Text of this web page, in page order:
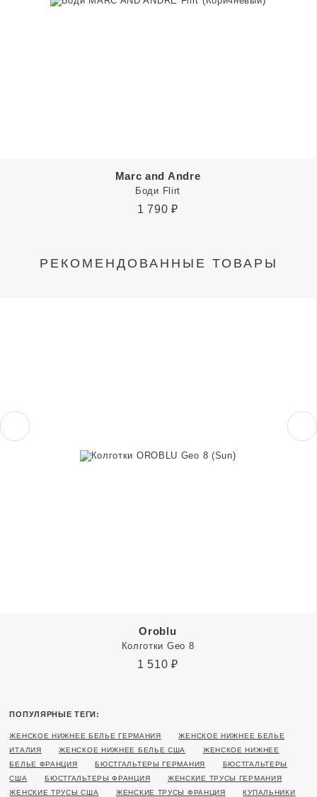
Marc and Andre
Боди Flirt
1 790 ₽
РЕКОМЕНДОВАННЫЕ ТОВАРЫ
Oroblu
Колготки Geo 8
1 510 ₽
ПОПУЛЯРНЫЕ ТЕГИ:
ЖЕНСКОЕ НИЖНЕЕ БЕЛЬЕ ГЕРМАНИЯ
ЖЕНСКОЕ НИЖНЕЕ БЕЛЬЕ
ИТАЛИЯ
ЖЕНСКОЕ НИЖНЕЕ БЕЛЬЕ США
ЖЕНСКОЕ НИЖНЕЕ
БЕЛЬЕ ФРАНЦИЯ
БЮСТГАЛЬТЕРЫ ГЕРМАНИЯ
БЮСТГАЛЬТЕРЫ
США
БЮСТГАЛЬТЕРЫ ФРАНЦИЯ
ЖЕНСКИЕ ТРУСЫ ГЕРМАНИЯ
ЖЕНСКИЕ ТРУСЫ США
ЖЕНСКИЕ ТРУСЫ ФРАНЦИЯ
КУПАЛЬНИКИ